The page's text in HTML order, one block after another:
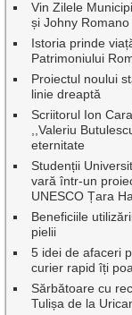
Vin Zilele
și Johny Romano
Istoria prinde
Patrimoniului
Proiectul noului
linie dreaptă
Scriitorul Ion
,,Valeriu
eternitate
Studenții
vară într-un
UNESCO Țara
Beneficiile
pielii
5 idei de afaceri
curier rapid îți
Sărbătoare cu
Tulișa de la